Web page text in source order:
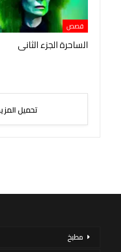
قصص
الساحرة الجزء الثانى
تحميل
مطبخ